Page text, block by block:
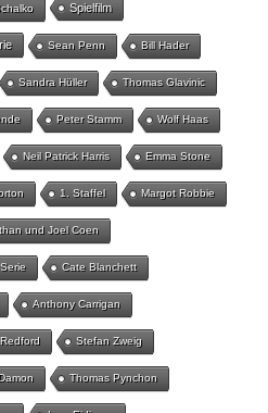
Spielfilm
Sean Penn Bill Hader
Sandra Hüller Thomas Glavinic
Peter Stamm Wolf Haas
Neil Patrick Harris Emma Stone
1. Staffel Margot Robbie
und Joel Coen
Cate Blanchett
Anthony Carrigan
Stefan Zweig
Thomas Pynchon